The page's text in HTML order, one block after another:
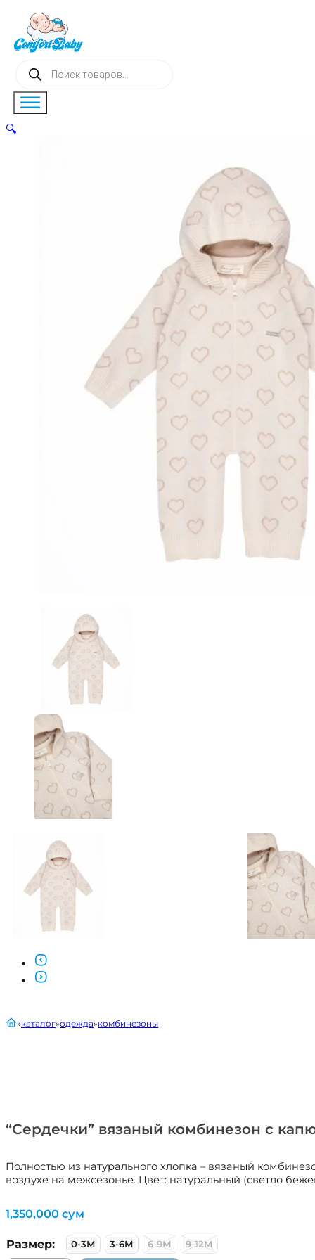
Поиск
товаров
“Сердечки” вязаный комбинезон с
Полностью из натурального хлопка – вязаный
воздухе на межсезонье. Цвет: натуральный (светло
главнаякаталог одежда комбинезоны
1,350,000 сум
Размер: 0-3М 3-6М 6-9М 9-12М
🔍